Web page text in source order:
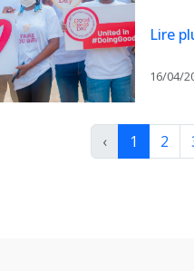
Lire
16/04/
‹ 1 2